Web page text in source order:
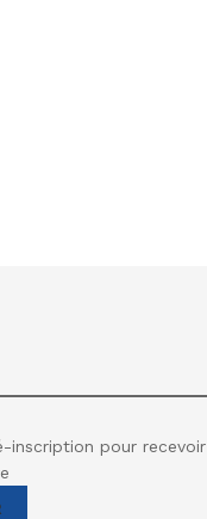
inscription pour recevoir